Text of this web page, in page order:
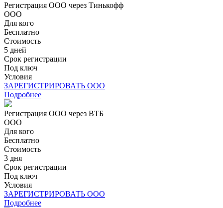
Регистрация ООО через Тинькофф
ООО
Для кого
Бесплатно
Стоимость
5 дней
Срок регистрации
Под ключ
Условия
ЗАРЕГИСТРИРОВАТЬ ООО
Подробнее
Регистрация ООО через ВТБ
ООО
Для кого
Бесплатно
Стоимость
3 дня
Срок регистрации
Под ключ
Условия
ЗАРЕГИСТРИРОВАТЬ ООО
Подробнее